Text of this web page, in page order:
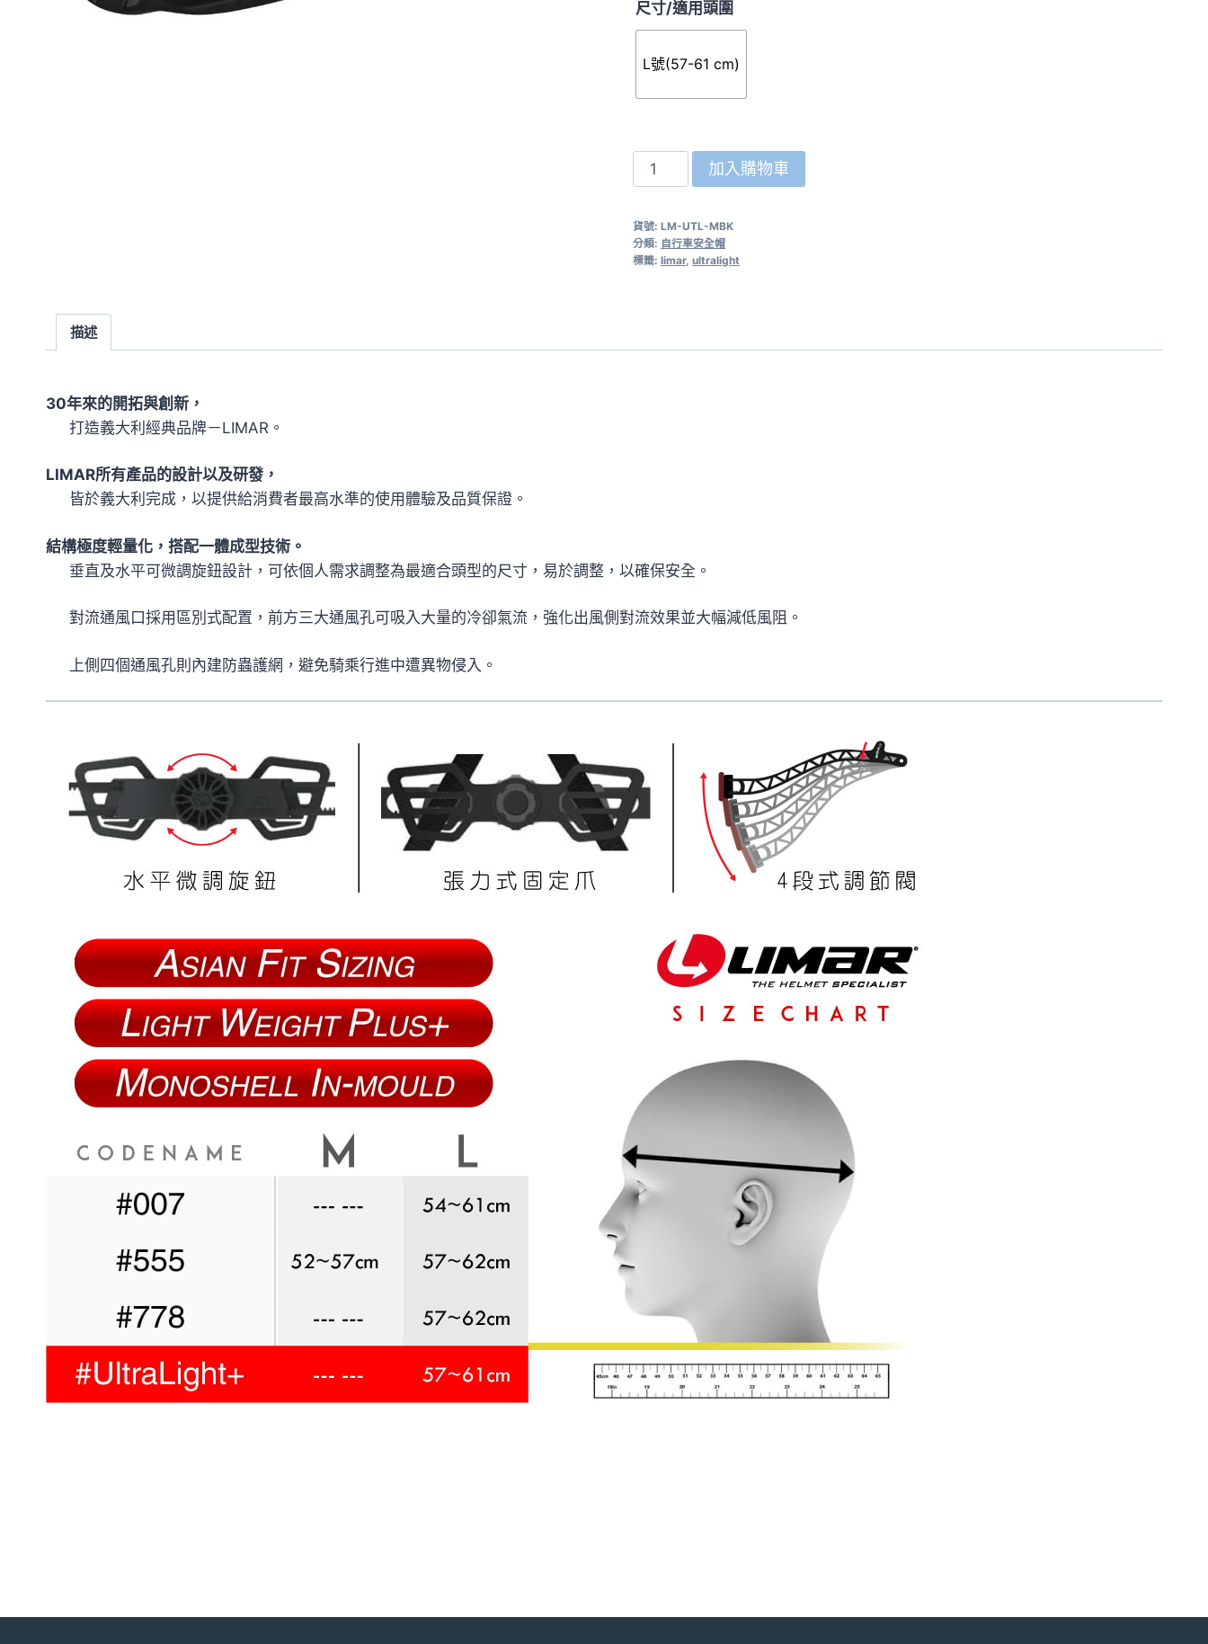
尺寸/適用頭圍
L號(57-61 cm)
大
LIMAR
【超
自
數
加入購物車
貨號: LM-UTL-MBK
分類: 自行車安全帽
標籤: limar, ultralight
描述
30年來的開拓與創新，
打造義大利經典品牌－LIMAR。
LIMAR所有產品的設計以及研發，
皆於義大利完成，以提供給消費者最高水準的使用體驗及品質保證。
結構極度輕量化，搭配一體成型技術。
垂直及水平可微調旋鈕設計，可依個人需求調整為最適合頭型的尺寸，易於調整，以確保安全。
對流通風口採用區別式配置，前方三大通風孔可吸入大量的冷卻氣流，強化出風側對流效果並大幅減低風阻。
上側四個通風孔則內建防蟲護網，避免騎乘行進中遭異物侵入。